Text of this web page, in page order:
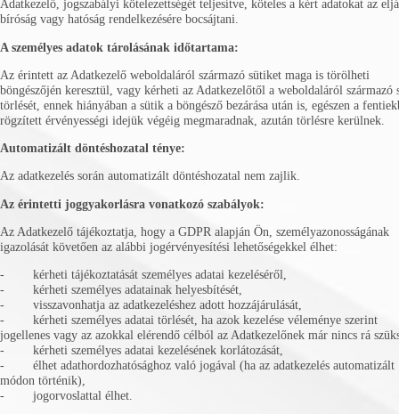
Adatkezelő, jogszabályi kötelezettségét teljesítve, köteles a kért adatokat az
bíróság vagy hatóság rendelkezésére bocsájtani.
A személyes adatok tárolásának időtartama:
Az érintett az Adatkezelő weboldaláról származó sütiket maga is törölheti
böngészőjén keresztül, vagy kérheti az Adatkezelőtől a weboldaláról származó
törlését, ennek hiányában a sütik a böngésző bezárása után is, egészen a
rögzített érvényességi idejük végéig megmaradnak, azután törlésre kerülnek.
Automatizált döntéshozatal ténye:
Az adatkezelés során automatizált döntéshozatal nem zajlik.
Az érintetti joggyakorlásra vonatkozó szabályok:
Az Adatkezelő tájékoztatja, hogy a GDPR alapján Ön, személyazonosságának
igazolását követően az alábbi jogérvényesítési lehetőségekkel élhet:
- kérheti tájékoztatását személyes adatai kezeléséről,
- kérheti személyes adatainak helyesbítését,
- visszavonhatja az adatkezeléshez adott hozzájárulását,
- kérheti személyes adatai törlését, ha azok kezelése véleménye szerint
jogellenes vagy az azokkal elérendő célból az Adatkezelőnek már nincs rá
- kérheti személyes adatai kezelésének korlátozását,
- élhet adathordozhatósághoz való jogával (ha az adatkezelés automatizált
módon történik),
- jogorvoslattal élhet.